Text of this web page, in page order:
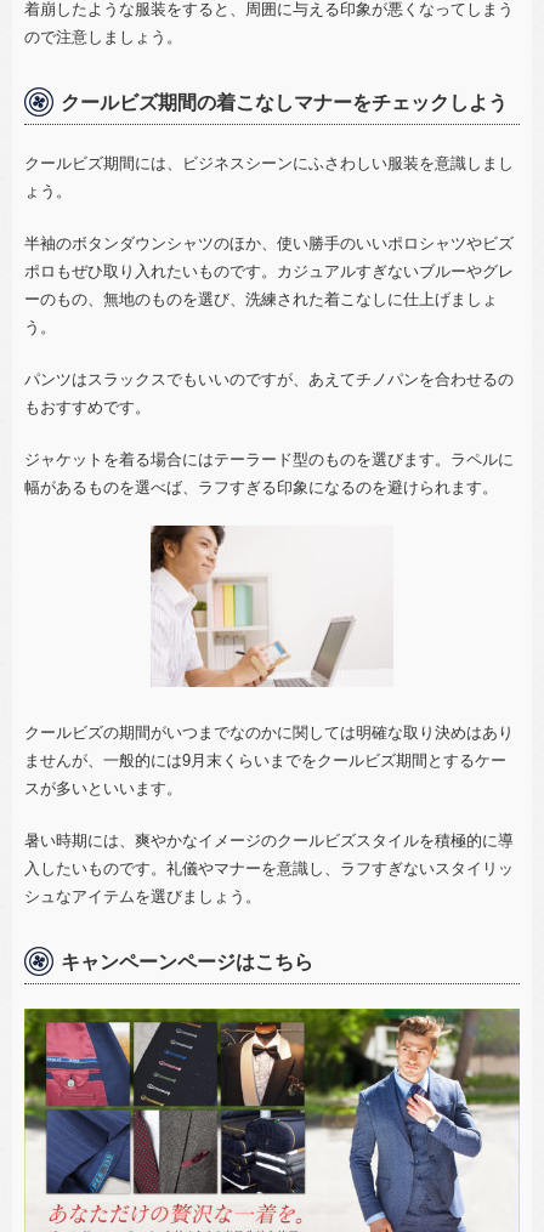
着崩したような服装をすると、周囲に与える印象が悪くなってしまう
ので注意しましょう。
クールビズ期間の着こなしマナーをチェックしよう
クールビズ期間には、ビジネスシーンにふさわしい服装を意識しまし
ょう。
半袖のボタンダウンシャツのほか、使い勝手のいいポロシャツやビズ
ポロもぜひ取り入れたいものです。カジュアルすぎないブルーやグレ
ーのもの、無地のものを選び、洗練された着こなしに仕上げましょ
う。
パンツはスラックスでもいいのですが、あえてチノパンを合わせるの
もおすすめです。
ジャケットを着る場合にはテーラード型のものを選びます。ラペルに
幅があるものを選べば、ラフすぎる印象になるのを避けられます。
クールビズの期間がいつまでなのかに関しては明確な取り決めはあり
ませんが、一般的には9 月末くらいまでをクールビズ期間とするケー
スが多いといいます。
暑い時期には、爽やかなイメージのクールビズスタイルを積極的に導
入したいものです。礼儀やマナーを意識し、ラフすぎないスタイリッ
シュなアイテムを選びましょう。
キャンペーンページはこちら